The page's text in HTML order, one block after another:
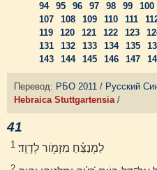
94
95 96 97 98 99 100
107
108 109 110 111
119
120 121 122 123
131
132 133 134 135
143
144 145 146 147
Перевод: РБО 2011 / Русский
Hebraica Stuttgartensia/
41
1 לַמְנַצֵּ֗חַ מִזְמֹ֥ור לְדָוִֽד׃